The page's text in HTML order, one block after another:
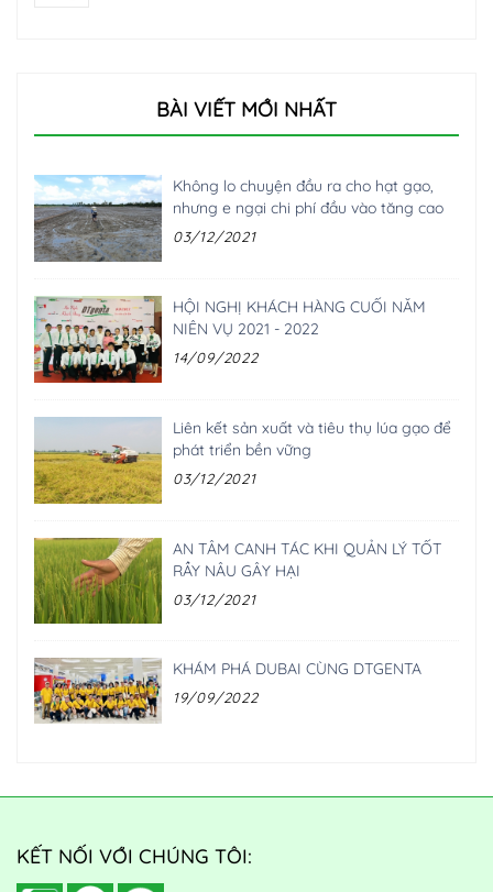
BÀI VIẾT MỚI NHẤT
Không lo chuyện đầu ra cho hạt gạo,
nhưng e ngại chi phí đầu vào tăng cao
03/12/2021
HỘI NGHỊ KHÁCH HÀNG CUỐI NĂM
NIÊN VỤ 2021 - 2022
14/09/2022
Liên kết sản xuất và tiêu thụ lúa gạo để
phát triển bền vững
03/12/2021
AN TÂM CANH TÁC KHI QUẢN LÝ TỐT
RẦY NÂU GÂY HẠI
03/12/2021
KHÁM PHÁ DUBAI CÙNG DTGENTA
19/09/2022
KẾT NỐI VỚI CHÚNG TÔI: